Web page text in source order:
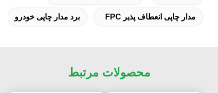
مدار چاپی انعطاف پذیر FPC برد مدار چاپی خودرو
محصولات مرتبط